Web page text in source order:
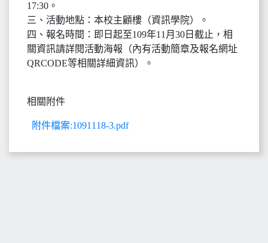
17:30。
三、活動地點：本校主顧樓（資訊學院）。
四、報名時間：即日起至109年11月30日截止，相
關資訊請詳閱活動海報（內有活動簡章及報名網址
QRCODE等相關詳細資訊）。
相關附件
附件檔案:1091118-3.pdf